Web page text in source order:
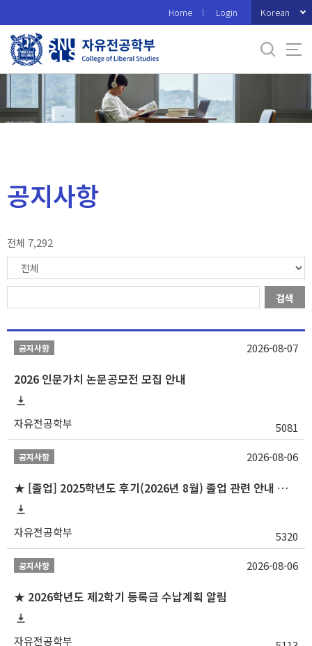
로
메
Home Login Korean
공지사항
전체 7,292
검색
공지사항
2026 인문가치 논문공모전 모집 안내
자유전공학부 5081
2026-08-07
공지사항
★ [졸업] 2025학년도 후기(2026년 8월) 졸업 관련 안내 및 확정자 명단 공지
자유전공학부 5320
2026-08-06
공지사항
★ 2026학년도 제2학기 등록금 수납계획 알림
자유전공학부
2026-08-06